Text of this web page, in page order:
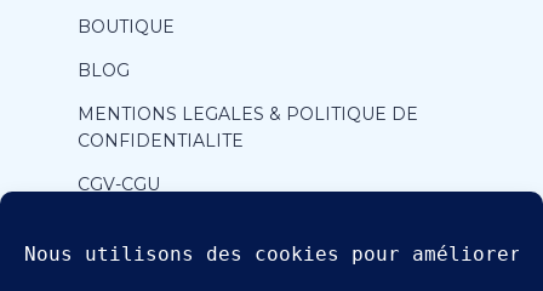
BOUTIQUE
BLOG
MENTIONS LEGALES & POLITIQUE DE
CONFIDENTIALITE
CGV-CGU